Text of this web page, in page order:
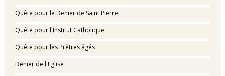
Quête pour le Denier de Saint Pierre
Quête pour l'Institut Catholique
Quête pour les Prêtres âgés
Denier de l'Eglise